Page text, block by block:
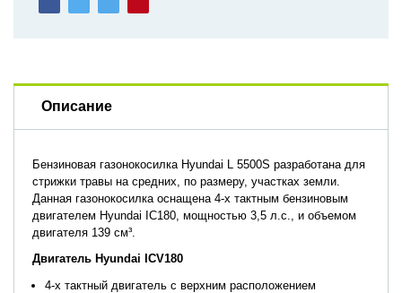
Описание
Бензиновая газонокосилка Hyundai L 5500S разработана для
стрижки травы на средних, по размеру, участках земли.
Данная газонокосилка оснащена 4-х тактным бензиновым
двигателем Hyundai IC180, мощностью 3,5 л.с., и объемом
двигателя 139 см³.
Двигатель Hyundai ICV180
4-х тактный двигатель с верхним расположением